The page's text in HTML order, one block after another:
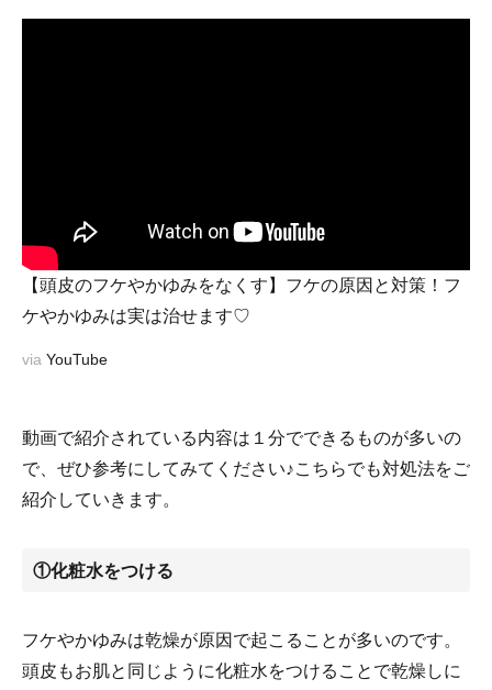
【頭皮のフケやかゆみをなくす】フケの原因と対策！フ
ケやかゆみは実は治せます♡
via YouTube
動画で紹介されている内容は１分でできるものが多いの
で、ぜひ参考にしてみてください♪こちらでも対処法をご
紹介していきます。
①化粧水をつける
フケやかゆみは乾燥が原因で起こることが多いのです。
頭皮もお肌と同じように化粧水をつけることで乾燥しに